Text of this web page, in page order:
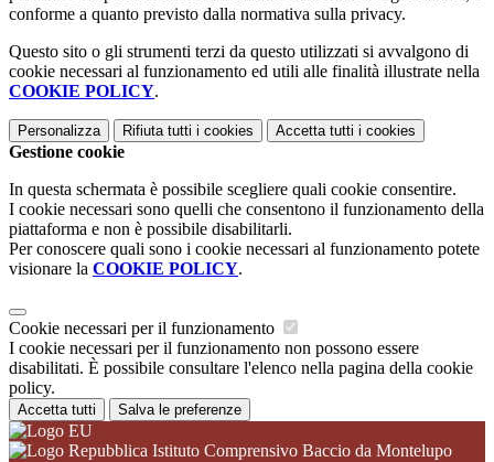
conforme a quanto previsto dalla normativa sulla privacy.
Questo sito o gli strumenti terzi da questo utilizzati si avvalgono di
cookie necessari al funzionamento ed utili alle finalità illustrate nella
COOKIE POLICY.
Personalizza Rifiuta tutti i cookies Accetta tutti i cookies
Gestione cookie
In questa schermata è possibile scegliere quali cookie consentire.
I cookie necessari sono quelli che consentono il funzionamento della
piattaforma e non è possibile disabilitarli.
Per conoscere quali sono i cookie necessari al funzionamento potete
visionare la COOKIE POLICY.
Cookie necessari per il funzionamento
I cookie necessari per il funzionamento non possono essere
disabilitati. È possibile consultare l'elenco nella pagina della cookie
policy.
Accetta tutti Salva le preferenze
Istituto Comprensivo Baccio da Montelupo